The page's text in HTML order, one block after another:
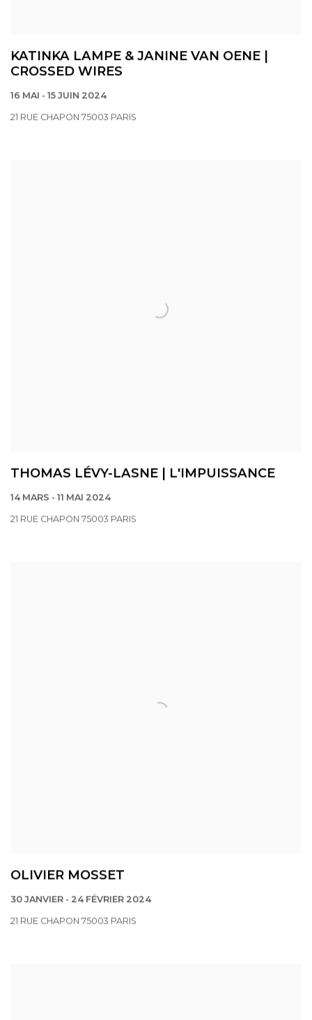
KATINKA LAMPE & JANINE VAN OENE |
CROSSED WIRES
16 MAI - 15 JUIN 2024
21 RUE CHAPON 75003 PARIS
THOMAS LÉVY-LASNE | L'IMPUISSANCE
14 MARS - 11 MAI 2024
21 RUE CHAPON 75003 PARIS
OLIVIER MOSSET
30 JANVIER - 24 FÉVRIER 2024
21 RUE CHAPON 75003 PARIS